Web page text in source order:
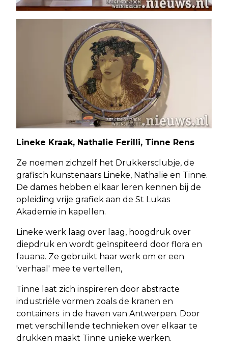
Lineke Kraak, Nathalie Ferilli, Tinne Rens
Ze noemen zichzelf het Drukkersclubje, de
grafisch kunstenaars Lineke, Nathalie en Tinne.
De dames hebben elkaar leren kennen bij de
opleiding vrije grafiek aan de St Lukas
Akademie in kapellen.
Lineke werk laag over laag, hoogdruk over
diepdruk en wordt geïnspiteerd door flora en
fauana. Ze gebruikt haar werk om er een
'verhaal' mee te vertellen,
Tinne laat zich inspireren door abstracte
industriële vormen zoals de kranen en
containers in de haven van Antwerpen. Door
met verschillende technieken over elkaar te
drukken maakt Tinne unieke werken.